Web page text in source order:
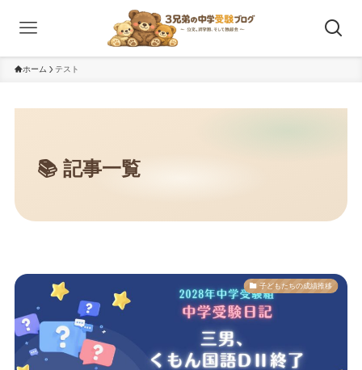
ホーム テスト
子どもたちの成績推移